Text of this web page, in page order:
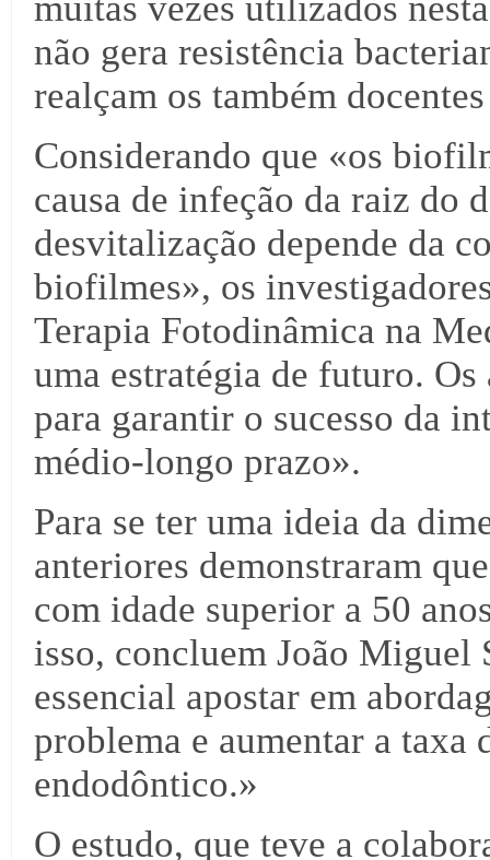
não gera resistência
realçam os também
Considerando que «os
causa de infeção da raiz do
desvitalização depende da
biofilmes», os
Terapia Fotodinâmica na
uma estratégia de futuro.
para garantir o sucesso da
médio-longo prazo».
Para se ter uma ideia da
anteriores demonstraram
com idade superior a 50
isso, concluem João Miguel
essencial apostar em
problema e aumentar a taxa
endodôntico.»
O estudo, que teve a